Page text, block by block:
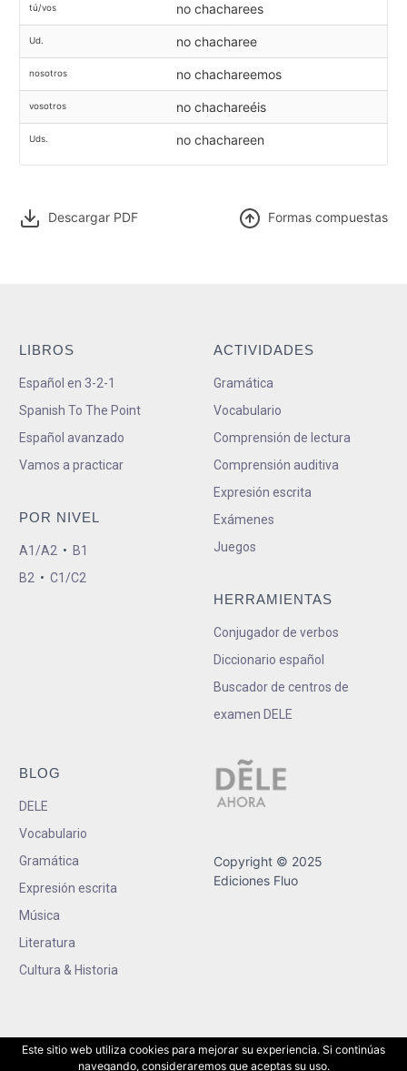
tú/vos no chacharees
Ud. no chacharee
nosotros no chachareemos
vosotros no chachareéis
Uds. no chachareen
Descargar PDF Formas compuestas
LIBROS
Español en 3-2-1
Spanish To The Point
Español avanzado
Vamos a practicar
POR NIVEL
A1/A2 • B1
B2 • C1/C2
ACTIVIDADES
Gramática
Vocabulario
Comprensión de lectura
Comprensión auditiva
Expresión escrita
Exámenes
Juegos
HERRAMIENTAS
Conjugador de verbos
Diccionario español
Buscador de centros de
examen DELE
BLOG
DELE
Vocabulario
Gramática
Expresión escrita
Música
Literatura
Cultura & Historia
Copyright © 2025
Ediciones Fluo
Este sitio web utiliza cookies para mejorar su experiencia. Si continúas
navegando, consideraremos que aceptas su uso.